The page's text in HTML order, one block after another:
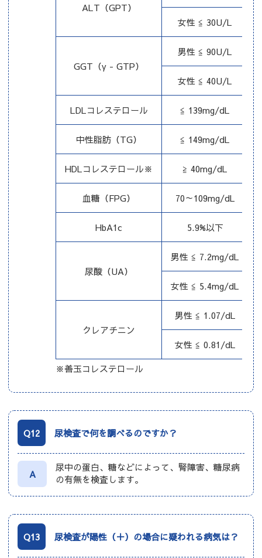
ALT（GPT）
女性 ≦ 30U/L
GGT（γ - GTP）
男性 ≦ 90U/L
女性 ≦ 40U/L
LDLコレステロール ≦ 139mg/dL
中性脂肪（TG） ≦ 149mg/dL
HDLコレステロール※ ≧ 40mg/dL
血糖（FPG） 70～109mg/dL
HbA1c 5.9%以下
尿酸（UA）
男性 ≦ 7.2mg/dL
女性 ≦ 5.4mg/dL
クレアチニン
男性 ≦ 1.07/dL
女性 ≦ 0.81/dL
※善玉コレステロール
Q12 尿検査で何を調べるのですか？
A
尿中の蛋白、糖などによって、腎障害、糖尿病
の有無を検査します。
Q13 尿検査が陽性（＋）の場合に疑われる病気は？